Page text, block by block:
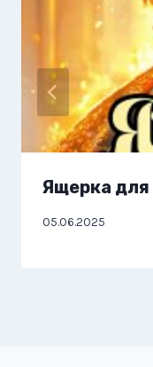
Ящерка для
05.06.2025